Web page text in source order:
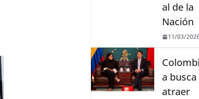
al de la
Nación
11/03/
Colombi
a busca
atraer